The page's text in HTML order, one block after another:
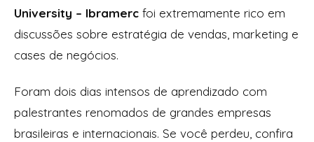
University – Ibramerc foi extremamente rico em
discussões sobre estratégia de vendas, marketing e
cases de negócios.
Foram dois dias intensos de aprendizado com
palestrantes renomados de grandes empresas
brasileiras e internacionais. Se você perdeu, confira